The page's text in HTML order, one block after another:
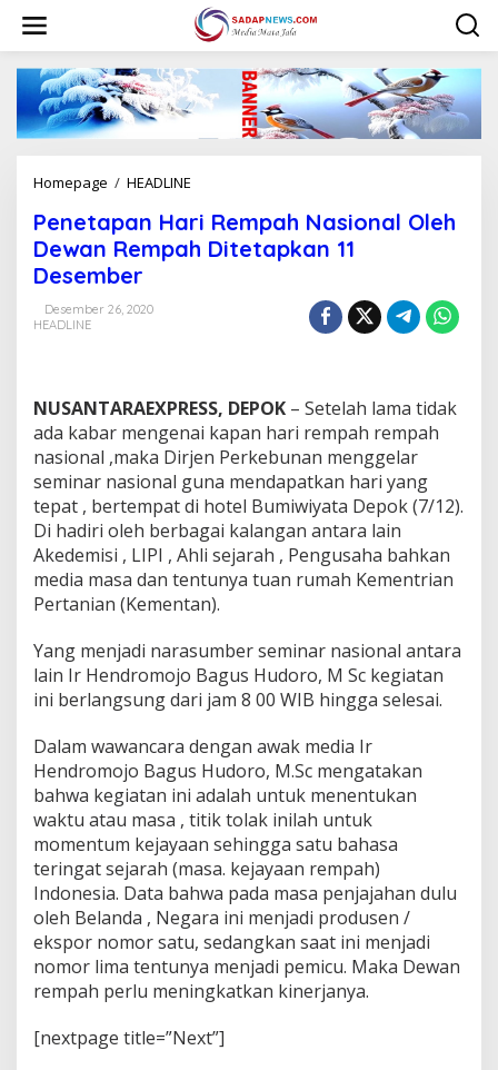
w
Homepage / HEADLINE
n
e
t
r
R
e
m
p
a
h
N
a
s
o
n
a
l
l
e
h
D
e
w
a
n
R
e
m
p
a
h
i
Penetapan Hari Rempah Nasional Oleh
Dewan Rempah Ditetapkan 11
Desember
Desember 26, 2020
HEADLINE
NUSANTARAEXPRESS, DEPOK – Setelah lama tidak
ada kabar mengenai kapan hari rempah rempah
nasional ,maka Dirjen Perkebunan menggelar
seminar nasional guna mendapatkan hari yang
tepat , bertempat di hotel Bumiwiyata Depok (7/12).
Di hadiri oleh berbagai kalangan antara lain
Akedemisi , LIPI , Ahli sejarah , Pengusaha bahkan
media masa dan tentunya tuan rumah Kementrian
Pertanian (Kementan).
Yang menjadi narasumber seminar nasional antara
lain Ir Hendromojo Bagus Hudoro, M Sc kegiatan
ini berlangsung dari jam 8 00 WIB hingga selesai.
Dalam wawancara dengan awak media Ir
Hendromojo Bagus Hudoro, M.Sc mengatakan
bahwa kegiatan ini adalah untuk menentukan
waktu atau masa , titik tolak inilah untuk
momentum kejayaan sehingga satu bahasa
teringat sejarah (masa. kejayaan rempah)
Indonesia. Data bahwa pada masa penjajahan dulu
oleh Belanda , Negara ini menjadi produsen /
ekspor nomor satu, sedangkan saat ini menjadi
nomor lima tentunya menjadi pemicu. Maka Dewan
rempah perlu meningkatkan kinerjanya.
[nextpage title=”Next”]